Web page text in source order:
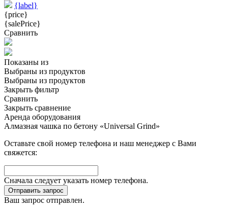
{label}
{price}
{salePrice}
Сравнить
Показаны из
Выбраны из продуктов
Выбраны из продуктов
Закрыть фильтр
Сравнить
Закрыть сравнение
Аренда оборудования
Алмазная чашка по бетону «Universal Grind»
Оставьте свой номер телефона и наш менеджер с Вами
свяжется:
Сначала следует указать номер телефона.
Отправить запрос
Ваш запрос отправлен.